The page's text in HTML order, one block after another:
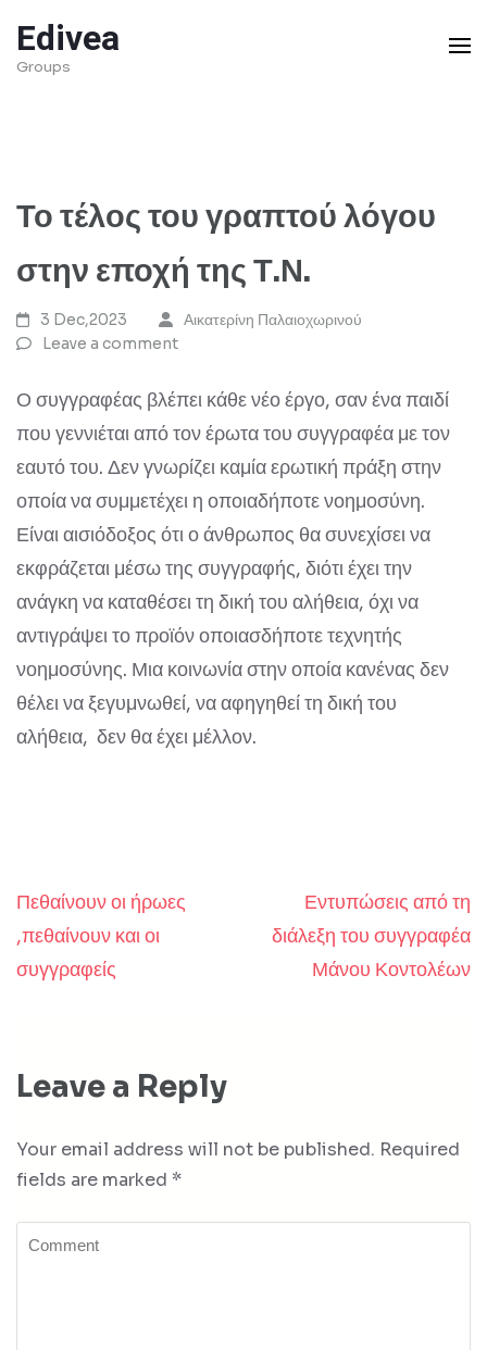
to
content
Edivea
Groups
Το τέλος του γραπτού λόγου
στην εποχή της Τ.Ν.
3 Dec,2023
Αικατερίνη Παλαιοχωρινού
Leave a comment
Ο συγγραφέας βλέπει κάθε νέο έργο, σαν ένα παιδί
που γεννιέται από τον έρωτα του συγγραφέα με τον
εαυτό του. Δεν γνωρίζει καμία ερωτική πράξη στην
οποία να συμμετέχει η οποιαδήποτε νοημοσύνη.
Είναι αισιόδοξος ότι ο άνθρωπος θα συνεχίσει να
εκφράζεται μέσω της συγγραφής, διότι έχει την
ανάγκη να καταθέσει τη δική του αλήθεια, όχι να
αντιγράψει το προϊόν οποιασδήποτε τεχνητής
νοημοσύνης. Μια κοινωνία στην οποία κανένας δεν
θέλει να ξεγυμνωθεί, να αφηγηθεί τη δική του
αλήθεια, δεν θα έχει μέλλον.
Post
navigation
Πεθαίνουν οι ήρωες
,πεθαίνουν και οι
συγγραφείς
Εντυπώσεις από τη
διάλεξη του συγγραφέα
Μάνου Κοντολέων
Leave a Reply
Your email address will not be published. Required
fields are marked *
Comment